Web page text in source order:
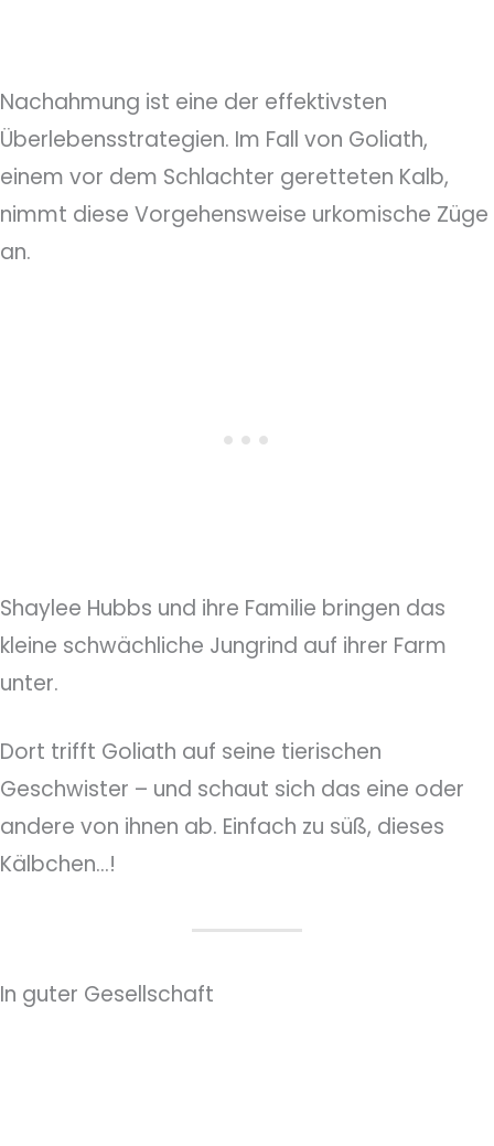
Nachahmung ist eine der effektivsten
Überlebensstrategien. Im Fall von Goliath,
einem vor dem Schlachter geretteten Kalb,
nimmt diese Vorgehensweise urkomische Züge
an.
Shaylee Hubbs und ihre Familie bringen das
kleine schwächliche Jungrind auf ihrer Farm
unter.
Dort trifft Goliath auf seine tierischen
Geschwister – und schaut sich das eine oder
andere von ihnen ab. Einfach zu süß, dieses
Kälbchen…!
In guter Gesellschaft